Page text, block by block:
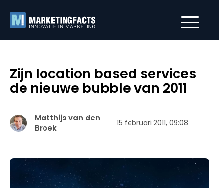
Zijn location based services
de nieuwe bubble van 2011
Matthijs van den
Broek
15 februari 2011, 09:08